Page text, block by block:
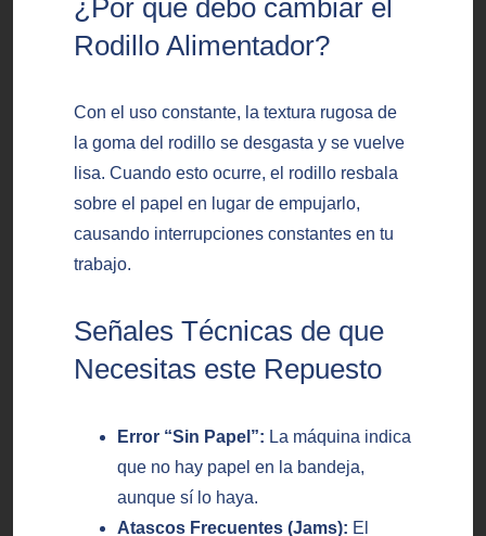
¿Por qué debo cambiar el
Rodillo Alimentador?
Con el uso constante, la textura rugosa de
la goma del rodillo se desgasta y se vuelve
lisa. Cuando esto ocurre, el rodillo resbala
sobre el papel en lugar de empujarlo,
causando interrupciones constantes en tu
trabajo.
Señales Técnicas de que
Necesitas este Repuesto
Error “Sin Papel”: La máquina indica
que no hay papel en la bandeja,
aunque sí lo haya.
Atascos Frecuentes (Jams): El